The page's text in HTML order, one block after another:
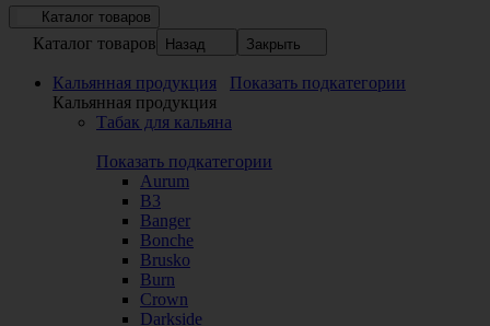
Каталог товаров
Каталог товаров Назад Закрыть
Кальянная продукция
Показать подкатегории
Кальянная продукция
Табак для кальяна
Показать подкатегории
Aurum
B3
Banger
Bonche
Brusko
Burn
Crown
Darkside